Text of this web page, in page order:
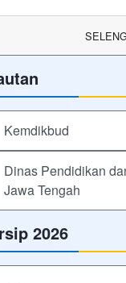
Kemdikbud
Dinas Pendidikan
Jawa Tengah
2026